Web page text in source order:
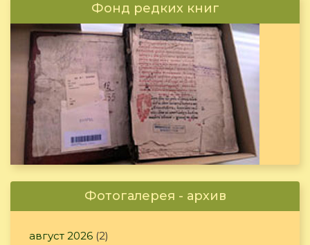
Фонд редких книг
Фотогалерея - архив
август 2026 (2)